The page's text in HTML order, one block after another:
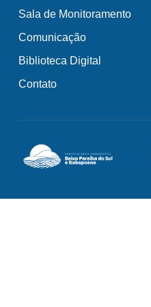
Sala de Monitoramento
Comunicação
Biblioteca Digital
Contato